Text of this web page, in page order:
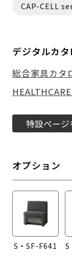
CAP-CELL
デジタルカ
総合家具カタ
特設ページ
オプション
S・SF-F641